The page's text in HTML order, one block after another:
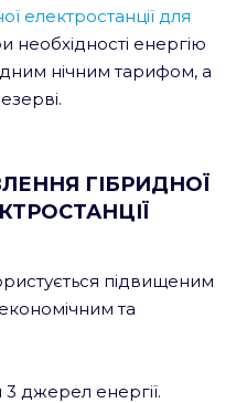
електростанції для
необхідності енергію
нічним тарифом, а
ГІБРИДНОЇ
підвищеним
та
джерел енергії.